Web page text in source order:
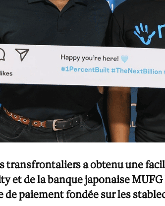
transfrontaliers a obtenu une
et de la banque japonaise
paiement fondée sur les